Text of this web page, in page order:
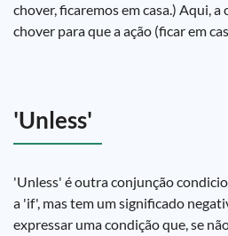
chover, ficaremos em casa.) Aqui, a
chover para que a ação (ficar em
'Unless'
'Unless' é outra conjunção
a 'if', mas tem um significado
expressar uma condição que, se